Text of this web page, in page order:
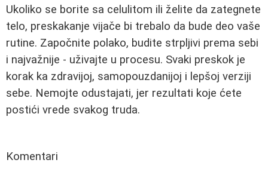
Ukoliko se borite sa celulitom ili želite da zategnete
telo, preskakanje vijače bi trebalo da bude deo vaše
rutine. Započnite polako, budite strpljivi prema sebi
i najvažnije - uživajte u procesu. Svaki preskok je
korak ka zdravijoj, samopouzdanijoj i lepšoj verziji
sebe. Nemojte odustajati, jer rezultati koje ćete
postići vrede svakog truda.
Komentari